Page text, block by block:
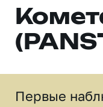
Первые